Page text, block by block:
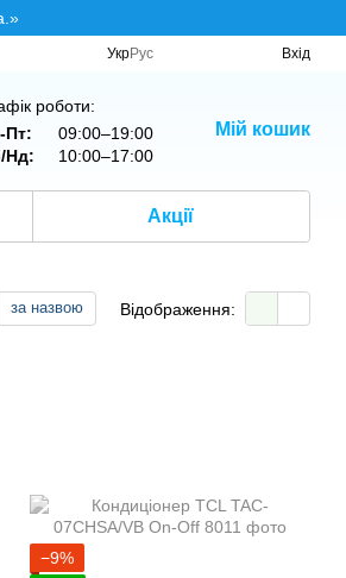
УкрРус Вхід
роботи:
Пт:
09:00–19:00
Нд:
10:00–17:00
Мій кошик
Акції
за назвою Відображення:
−9%